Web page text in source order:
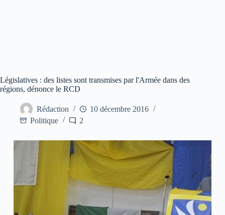
Législatives : des listes sont transmises par l'Armée dans des
régions, dénonce le RCD
Rédaction
10 décembre 2016
Politique
2